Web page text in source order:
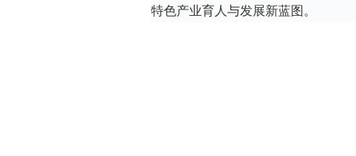
特色产业育人与发展新蓝图。